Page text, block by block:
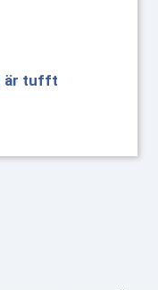
är tufft